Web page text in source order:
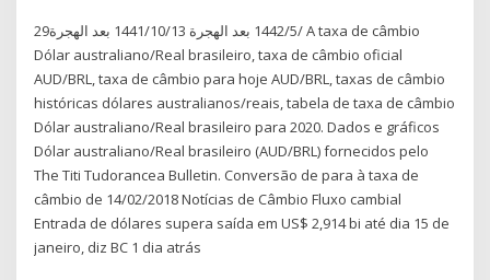
29‏‏/5‏‏/1442 بعد الهجرة 13‏‏/10‏‏/1441 بعد الهجرة A taxa de câmbio
Dólar australiano/Real brasileiro, taxa de câmbio oficial
AUD/BRL, taxa de câmbio para hoje AUD/BRL, taxas de câmbio
históricas dólares australianos/reais, tabela de taxa de câmbio
Dólar australiano/Real brasileiro para 2020. Dados e gráficos
Dólar australiano/Real brasileiro (AUD/BRL) fornecidos pelo
The Titi Tudorancea Bulletin. Conversão de para à taxa de
câmbio de 14/02/2018 Notícias de Câmbio Fluxo cambial
Entrada de dólares supera saída em US$ 2,914 bi até dia 15 de
janeiro, diz BC 1 dia atrás